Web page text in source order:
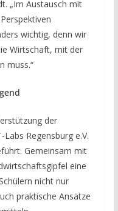
„Im Austausch mit
wichtig, denn wir
Wirtschaft, mit der
muss.“
der
Regensburg e.V.
Gemeinsam mit
eine
nicht nur
praktische Ansätze